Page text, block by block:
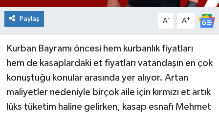
Paylaş A- A+
Kurban Bayramı öncesi hem kurbanlık fiyatları
hem de kasaplardaki et fiyatları vatandaşın en çok
konuştuğu konular arasında yer alıyor. Artan
maliyetler nedeniyle birçok aile için kırmızı et artık
lüks tüketim haline gelirken, kasap esnafı Mehmet